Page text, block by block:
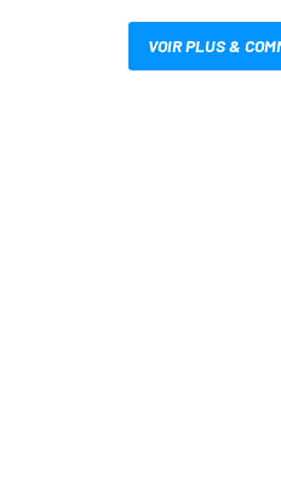
VOIR PLUS &